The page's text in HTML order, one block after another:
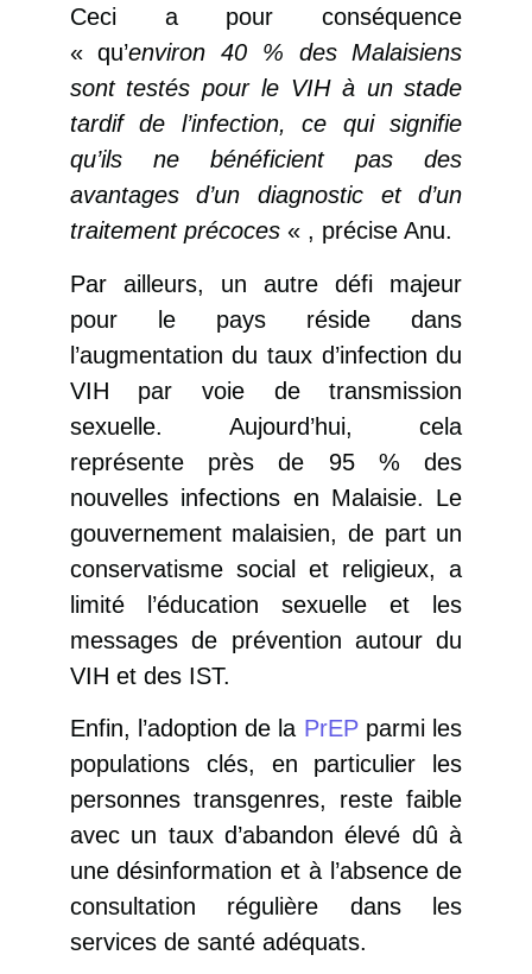
Ceci a pour conséquence
« qu’environ 40 % des Malaisiens
sont testés pour le VIH à un stade
tardif de l’infection, ce qui signifie
qu’ils ne bénéficient pas des
avantages d’un diagnostic et d’un
traitement précoces « , précise Anu.
Par ailleurs, un autre défi majeur
pour le pays réside dans
l’augmentation du taux d’infection du
VIH par voie de transmission
sexuelle. Aujourd’hui, cela
représente près de 95 % des
nouvelles infections en Malaisie. Le
gouvernement malaisien, de part un
conservatisme social et religieux, a
limité l’éducation sexuelle et les
messages de prévention autour du
VIH et des IST.
Enfin, l’adoption de la PrEPparmi les
populations clés, en particulier les
personnes transgenres, reste faible
avec un taux d’abandon élevé dû à
une désinformation et à l’absence de
consultation régulière dans les
services de santé adéquats.